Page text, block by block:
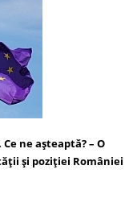
ne așteaptă? – O
și poziției României